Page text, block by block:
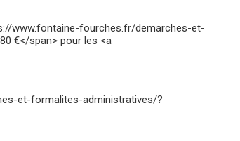
www.fontaine-fourches.fr/demarches-et-
€</span> pour les <a
et-formalites-administratives/?